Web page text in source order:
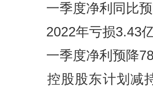
一季度净利同比预
2022年亏损3.43亿
一季度净利预降78
控股股东计划减持